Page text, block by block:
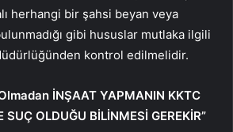
herhangi bir şahsi beyan veya
gibi hususlar mutlaka ilgili
kontrol edilmelidir.
İNŞAAT YAPMANIN KKTC
OLDUĞU BİLİNMESİ GEREKİR”